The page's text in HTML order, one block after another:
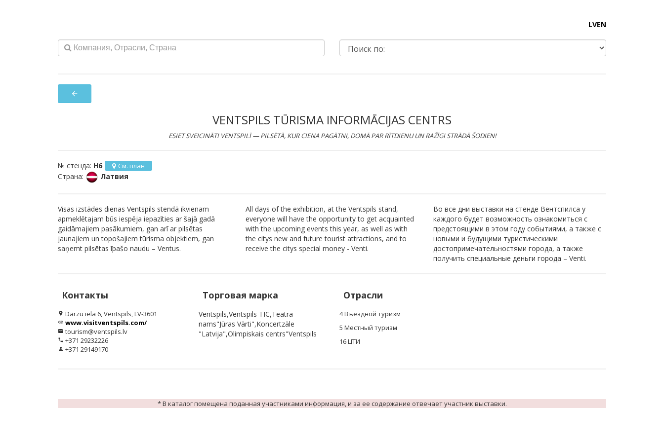
LVEN
arrow_back
VENTSPILS TŪRISMA INFORMĀCIJAS CENTRS
ESIET SVEICINĀTI VENTSPILĪ — PILSĒTĀ, KUR CIENA PAGĀTNI, DOMĀ PAR RĪTDIENU UN RAŽĪGI STRĀDĀ ŠODIEN!
№ стенда: H6 См. план
Страна: Латвия
Visas izstādes dienas Ventspils stendā ikvienam
apmeklētajam būs iespēja iepazīties ar šajā gadā
gaidāmajiem pasākumiem, gan arī ar pilsētas
jaunajiem un topošajiem tūrisma objektiem, gan
saņemt pilsētas īpašo naudu – Ventus.
All days of the exhibition, at the Ventspils stand,
everyone will have the opportunity to get acquainted
with the upcoming events this year, as well as with
the citys new and future tourist attractions, and to
receive the citys special money - Venti.
Во все дни выставки на стенде Вентспилса у
каждого будет возможность ознакомиться с
предстоящими в этом году событиями, а также с
новыми и будущими туристическими
достопримечательностями города, а также
получить специальные деньги города – Venti.
Контакты
location_on Dārzu iela 6, Ventspils, LV-3601
link www.visitventspils.com/
email tourism@ventspils.lv
phone +371 29232226
person +371 29149170
Торговая марка
Ventspils,Ventspils TIC,Teātra
nams"Jūras Vārti",Koncertzāle
"Latvija",Olimpiskais centrs"Ventspils
Отрасли
4 Въездной туризм
5 Местный туризм
16 ЦТИ
* В каталог помещена поданная участниками информация, и за ее содержание отвечает участник выставки.